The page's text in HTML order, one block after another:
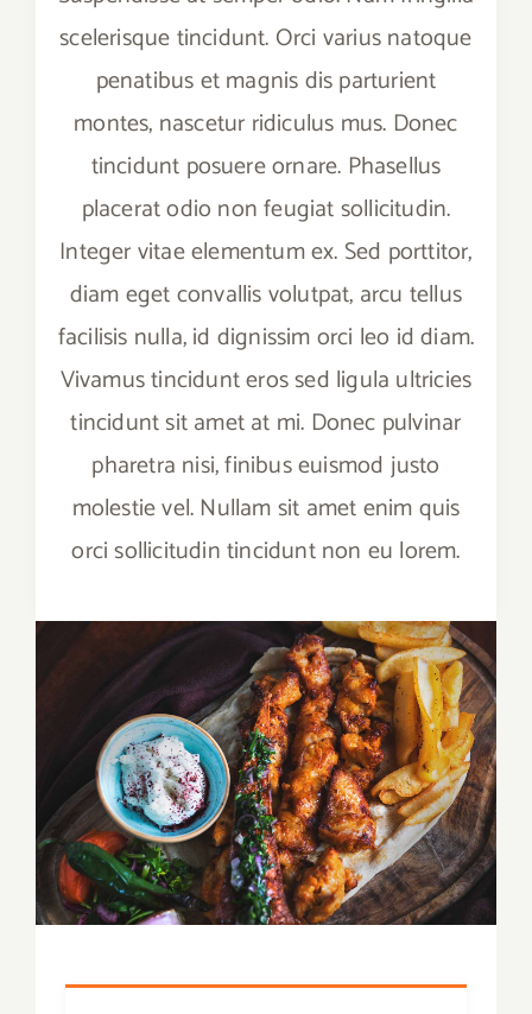
scelerisque tincidunt. Orci varius natoque
penatibus et magnis dis parturient
montes, nascetur ridiculus mus. Donec
tincidunt posuere ornare. Phasellus
placerat odio non feugiat sollicitudin.
Integer vitae elementum ex. Sed porttitor,
diam eget convallis volutpat, arcu tellus
facilisis nulla, id dignissim orci leo id diam.
Vivamus tincidunt eros sed ligula ultricies
tincidunt sit amet at mi. Donec pulvinar
pharetra nisi, finibus euismod justo
molestie vel. Nullam sit amet enim quis
orci sollicitudin tincidunt non eu lorem.